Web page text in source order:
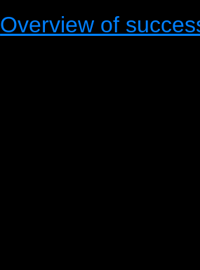
Overview of